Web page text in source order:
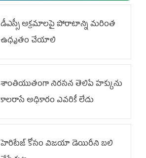
డీఎస్సీ అక్రమాలపై పోరాటాన్ని మరింత
ఉధృతం చేయాలి
శాంతియుతంగా నిరసన తెలిపే హక్కును
కాలరాసే అధికారం ఎవరికీ లేదు
హెరిటేజ్ కోసం విజయా డెయిరీని బలి